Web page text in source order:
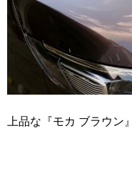
上品な『モカ ブラウン